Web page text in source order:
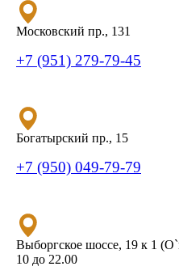
Московский пр., 131
+7 (951) 279-79-45
Богатырский пр., 15
+7 (950) 049-79-79
Выборгское шоссе, 19 к 1
10 до 22.00